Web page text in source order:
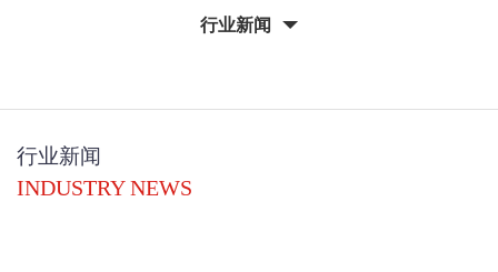
行业新闻
行业新闻
INDUSTRY NEWS